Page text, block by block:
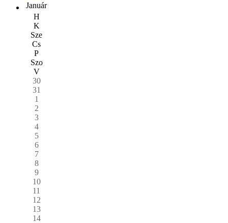
Január
H
K
Sze
Cs
P
Szo
V
30
31
1
2
3
4
5
6
7
8
9
10
11
12
13
14